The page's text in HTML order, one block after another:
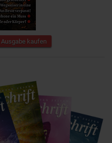
Ausgabe kaufen